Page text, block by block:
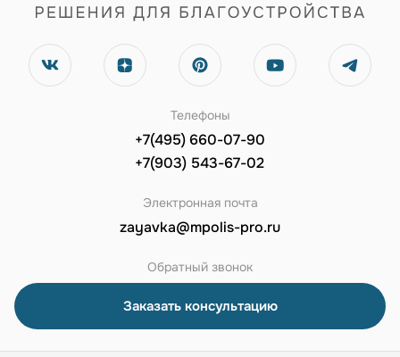
Телефоны
+7(495) 660-07-90
+7(903) 543-67-02
Электронная почта
zayavka@mpolis-pro.ru
Обратный звонок
Заказать консультацию